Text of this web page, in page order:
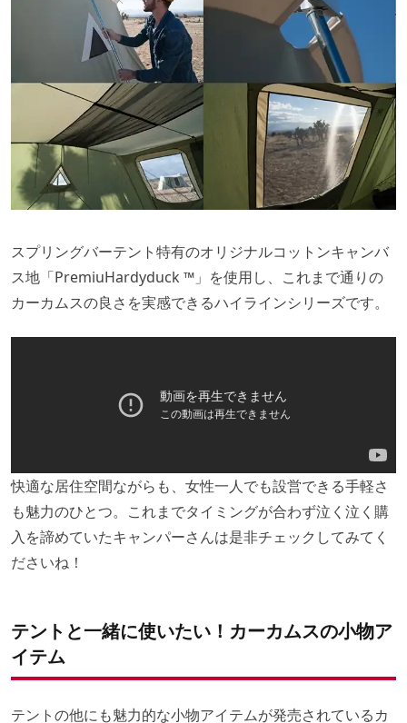
スプリングバーテント特有のオリジナルコットンキャンバ
ス地「PremiuHardyduck ™」を使用し、これまで通りの
カーカムスの良さを実感できるハイラインシリーズです。
快適な居住空間ながらも、女性一人でも設営できる手軽さ
も魅力のひとつ。これまでタイミングが合わず泣く泣く購
入を諦めていたキャンパーさんは是非チェックしてみてく
ださいね！
テントと一緒に使いたい！カーカムスの小物ア
イテム
テントの他にも魅力的な小物アイテムが発売されているカ